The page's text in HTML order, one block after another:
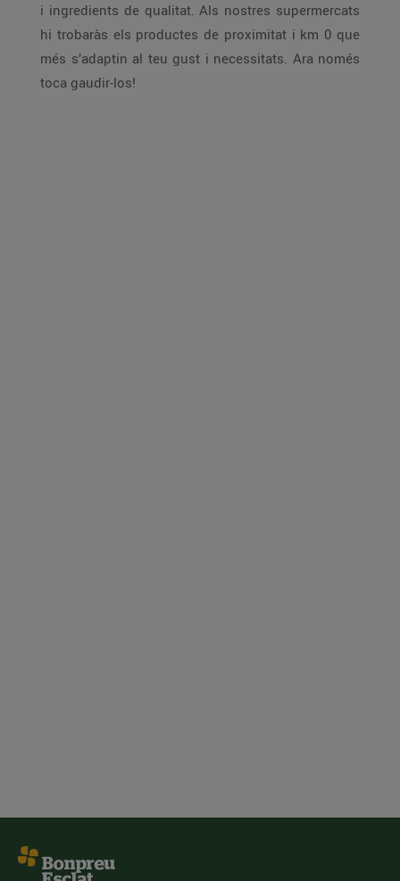
i ingredients de qualitat. Als nostres supermercats
hi trobaràs els productes de proximitat i km 0 que
més s’adaptin al teu gust i necessitats. Ara només
toca gaudir-los!